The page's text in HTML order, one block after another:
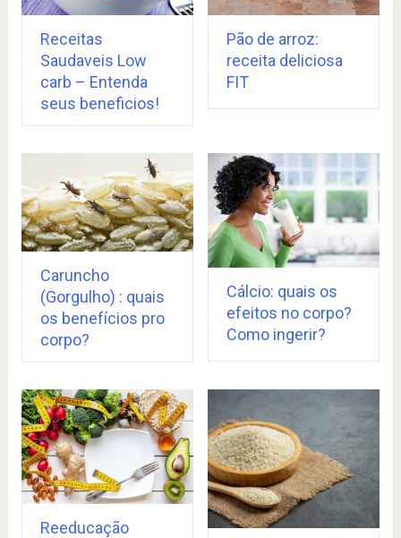
Receitas
Saudaveis Low
carb – Entenda
seus beneficios!
Pão de arroz:
receita deliciosa
FIT
Caruncho
(Gorgulho) : quais
os benefícios pro
corpo?
Cálcio: quais os
efeitos no corpo?
Como ingerir?
Reeducação